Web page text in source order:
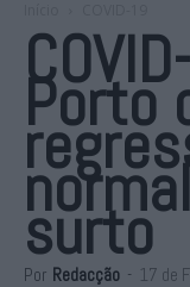
Porto
surto
Por Redacção - 17 de